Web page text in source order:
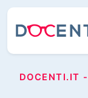
DOCENTI.IT